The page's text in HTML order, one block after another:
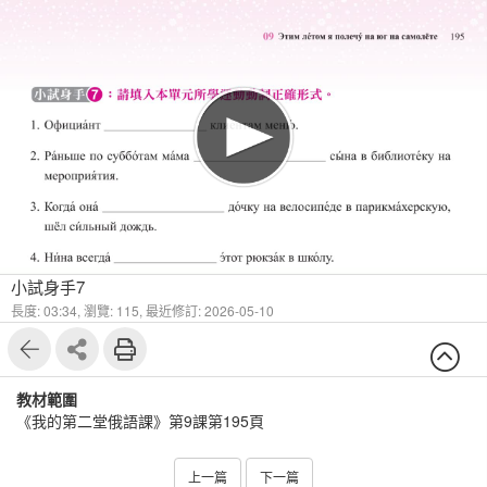
16
小試身手7
長度: 03:34, 瀏覽: 115, 最近修訂: 2026-05-10
教材範圍
《我的第二堂俄語課》第9課第195頁
上一篇 下一篇